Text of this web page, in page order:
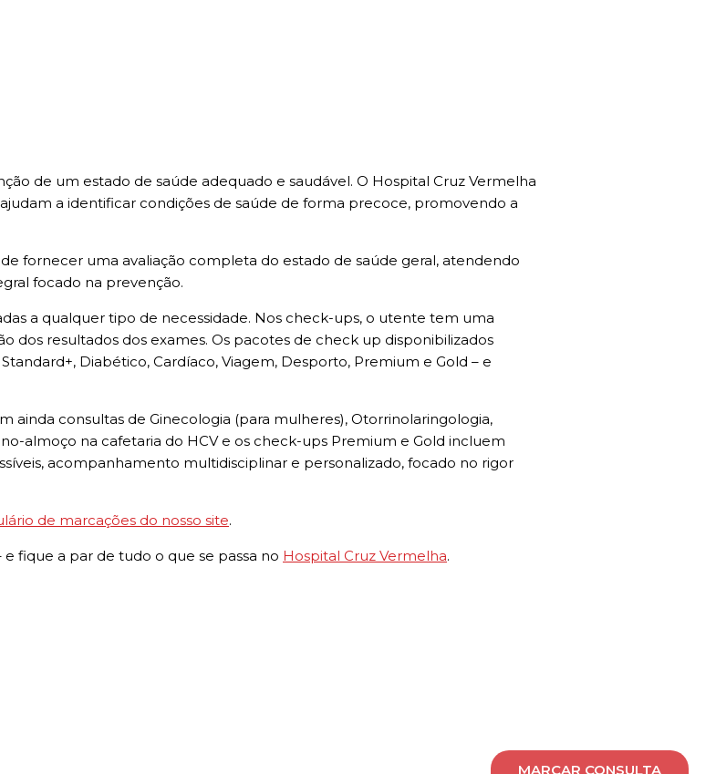
MARCAR CONSULTA
de um estado de saúde adequado e saudável. O Hospital Cruz Vermelha
a identificar condições de saúde de forma precoce, promovendo a
fornecer uma avaliação completa do estado de saúde geral, atendendo
focado na prevenção.
a qualquer tipo de necessidade. Nos check-ups, o utente tem uma
dos resultados dos exames. Os pacotes de check up disponibilizados
Diabético, Cardíaco, Viagem, Desporto, Premium e Gold – e
consultas de Ginecologia (para mulheres), Otorrinolaringologia,
almoço na cafetaria do HCV e os check-ups Premium e Gold incluem
acompanhamento multidisciplinar e personalizado, focado no rigor
de marcações do nosso site.
e fique a par de tudo o que se passa no Hospital Cruz Vermelha.